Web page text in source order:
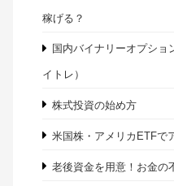
ヤフーグループ「YJFX!
レバレッジをかけて株価
保険の無料相談で見直し
個人型確定拠出年金（
個別銘柄で長期保有
儲かるか検証！シストレ